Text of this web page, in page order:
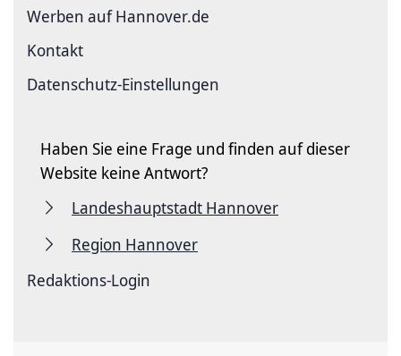
Werben auf Hannover.de
Kontakt
Datenschutz-Einstellungen
Haben Sie eine Frage und finden auf dieser
Website keine Antwort?
Landeshauptstadt Hannover
Region Hannover
Redaktions-Login